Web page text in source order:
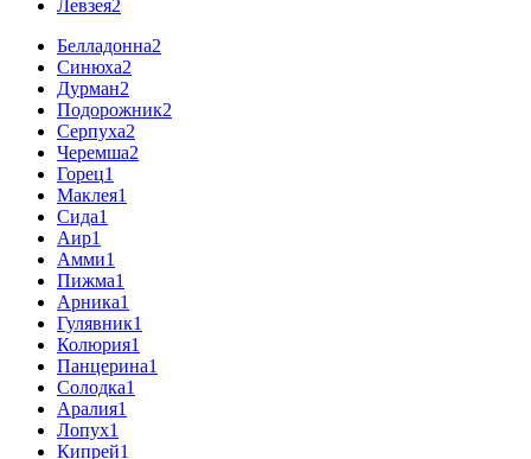
Левзея2
Белладонна2
Синюха2
Дурман2
Подорожник2
Серпуха2
Черемша2
Горец1
Маклея1
Сида1
Аир1
Амми1
Пижма1
Арника1
Гулявник1
Колюрия1
Панцерина1
Солодка1
Аралия1
Лопух1
Кипрей1